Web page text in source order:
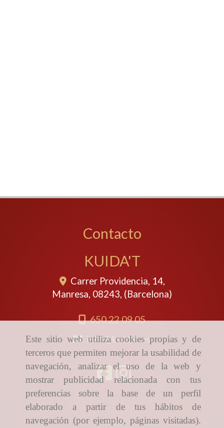
Este sitio web utiliza cookies propias y de
terceros que permiten mejorar la usabilidad de
navegación, analizar el uso de la web y
mostrar publicidad relacionada con tus
preferencias sobre la base de un perfil
elaborado a partir de tus hábitos de
navegación (por ejemplo, páginas visitadas).
Contacto
KUIDA'T
Carrer Providencia, 14,
Manresa, 08243, (Barcelona)
650 22 09 05
info
kuidat.es
Inicio